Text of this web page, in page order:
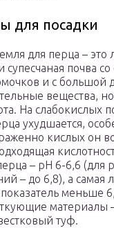
для посадки
для перца – это
супесчаная почва
и с большой
вещества,
На слабокислых
ухудшается,
кислых он
– рН 6-6,6 (для
– до 6,8), а самая
меньше
материалы
туф.